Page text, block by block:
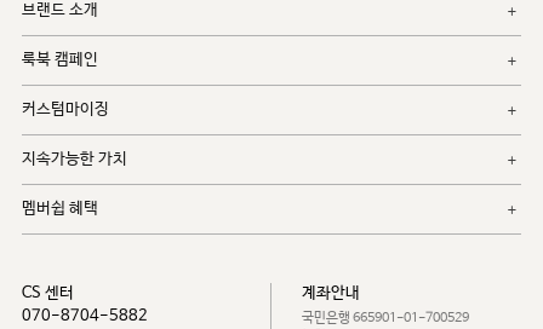
브랜드 소개
룩북 캠페인
커스텀마이징
지속가능한 가치
멤버쉽 혜택
CS 센터
070-8704-5882
계좌안내
국민은행 665901-01-700529